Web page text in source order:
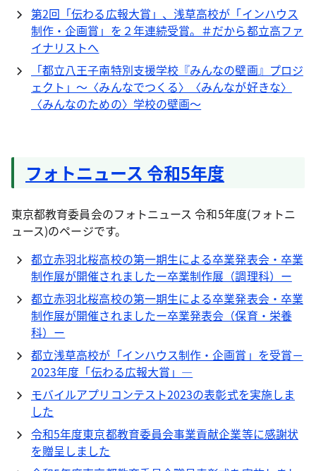
第2回「伝わる広報大賞」、浅草高校が「インハウス
制作・企画賞」を２年連続受賞。＃だから都立高ファ
イナリストへ
「都立八王子南特別支援学校『みんなの壁画』プロジ
ェクト」～〈みんなでつくる〉〈みんなが好きな〉
〈みんなのための〉学校の壁画～
フォトニュース 令和5年度
東京都教育委員会のフォトニュース 令和5年度(フォトニ
ュース)のページです。
都立赤羽北桜高校の第一期生による卒業発表会・卒業
制作展が開催されましたー卒業制作展（調理科）ー
都立赤羽北桜高校の第一期生による卒業発表会・卒業
制作展が開催されましたー卒業発表会（保育・栄養
科）ー
都立浅草高校が「インハウス制作・企画賞」を受賞－
2023年度「伝わる広報大賞」―
モバイルアプリコンテスト2023の表彰式を実施しま
した
令和5年度東京都教育委員会事業貢献企業等に感謝状
を贈呈しました